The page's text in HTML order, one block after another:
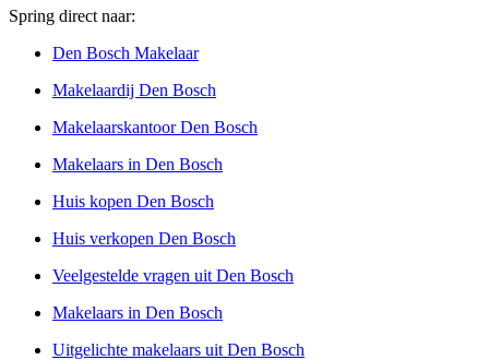
Spring direct naar:
Den Bosch Makelaar
Makelaardij Den Bosch
Makelaarskantoor Den Bosch
Makelaars in Den Bosch
Huis kopen Den Bosch
Huis verkopen Den Bosch
Veelgestelde vragen uit Den Bosch
Makelaars in Den Bosch
Uitgelichte makelaars uit Den Bosch